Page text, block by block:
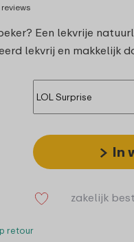
Een lekvrije
lekvrij en makkelijk
In
zakelijk
retour